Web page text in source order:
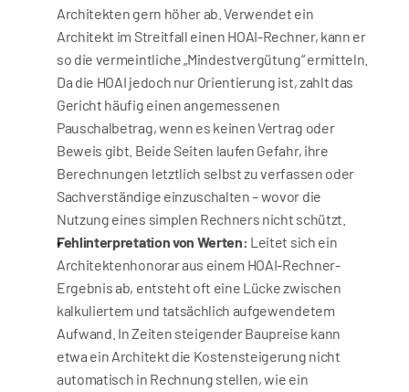
Architekten gern höher ab. Verwendet ein
Architekt im Streitfall einen HOAI-Rechner, kann er
so die vermeintliche „Mindestvergütung“ ermitteln.
Da die HOAI jedoch nur Orientierung ist, zahlt das
Gericht häufig einen angemessenen
Pauschalbetrag, wenn es keinen Vertrag oder
Beweis gibt. Beide Seiten laufen Gefahr, ihre
Berechnungen letztlich selbst zu verfassen oder
Sachverständige einzuschalten – wovor die
Nutzung eines simplen Rechners nicht schützt.
Fehlinterpretation von Werten: Leitet sich ein
Architektenhonorar aus einem HOAI-Rechner-
Ergebnis ab, entsteht oft eine Lücke zwischen
kalkuliertem und tatsächlich aufgewendetem
Aufwand. In Zeiten steigender Baupreise kann
etwa ein Architekt die Kostensteigerung nicht
automatisch in Rechnung stellen, wie ein